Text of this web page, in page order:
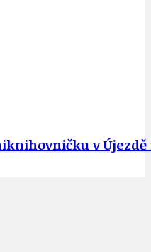
v Újezdě